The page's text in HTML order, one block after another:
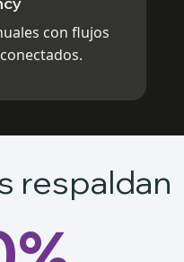
con flujos
respaldan